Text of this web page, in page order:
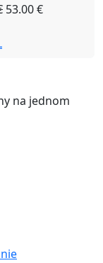
53.00 €
na jednom